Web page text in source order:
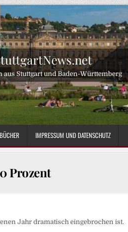
aus Stuttgart und Baden-Württemberg
IMPRESSUM UND DATENSCHUTZ
Prozent
Jahr dramatisch eingebrochen ist.